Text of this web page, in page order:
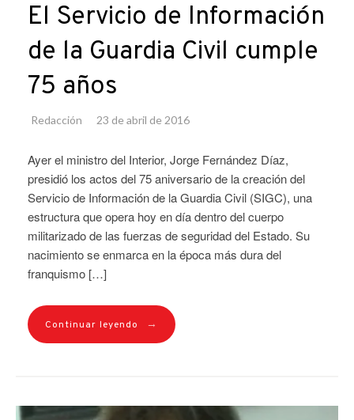
El Servicio de Información
de la Guardia Civil cumple
75 años
Redacción 23 de abril de 2016
Ayer el ministro del Interior, Jorge Fernández Díaz,
presidió los actos del 75 aniversario de la creación del
Servicio de Información de la Guardia Civil (SIGC), una
estructura que opera hoy en día dentro del cuerpo
militarizado de las fuerzas de seguridad del Estado. Su
nacimiento se enmarca en la época más dura del
franquismo […]
Continuar leyendo →